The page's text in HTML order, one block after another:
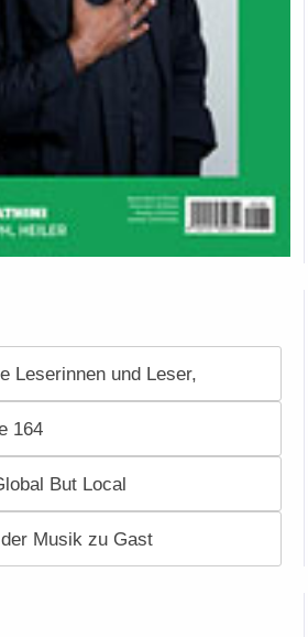
Leserinnen und Leser,
164
But Local
Musik zu Gast